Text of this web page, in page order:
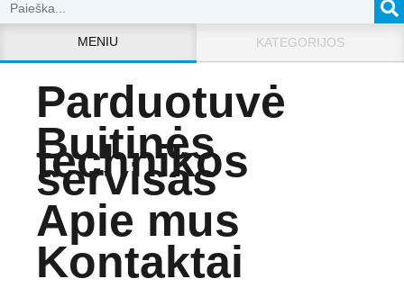
MENIU KATEGORIJOS
Parduotuvė
Buitinės
technikos
servisas
Apie mus
Kontaktai